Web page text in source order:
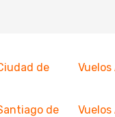
de
de